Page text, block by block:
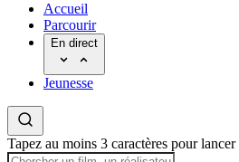
Accueil
Parcourir
En direct
Jeunesse
Tapez au moins 3 caractères pour lancer